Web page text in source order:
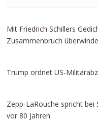
Mit Friedrich Schillers
Zusammenbruch
Trump ordnet US-
Zepp-LaRouche spricht
vor 80 Jahren